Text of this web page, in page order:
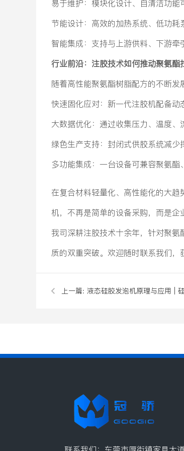
易于维护：模块化设计、自清洁功能
节能设计：高效的加热系统、低功耗
智能集成：支持与上游供料、下游牵
行业前沿：注胶技术如何推动聚氨酯
随着高性能聚氨酯树脂配方的不断发
快速固化应对：新一代注胶机配备
大数据优化：通过收集压力、温度、
绿色生产支持：封闭式供胶系统减少
多功能集成：一台设备可兼容聚氨酯
在复合材料轻量化、高性能化的大
机，不再是简单的设备采购，而是企
我司深耕注胶技术十余年，针对聚
质的双重突破。欢迎随时联系我们，
上一篇: 液态硅胶发泡机原理与应用 |